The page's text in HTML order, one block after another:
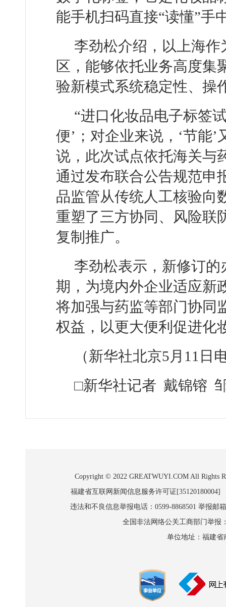
能手机扫码直接“读懂”手
李劲松介绍，以上海
区，能够依托业务高度集
验新模式系统稳定性、操
“进口化妆品电子标签
便’；对企业来说，‘节能
说，此次试点依托海关与
通过发布联合公告规范申
品监管从传统人工核验向
重塑了三方协同、风险联
复制推广。
李劲松表示，新修订
期，为境内外企业适应新
将加强与药监等部门协同
权益，以更大便利促进化
（新华社北京5月11日
□新华社记者 戴锦镕
Copyright © 2022 GREATWUYI.COM All Rights
福建省互联网新闻信息服务许可证
违法和不良信息举报电话：0599-8868501 举报邮
全国非法网络公关工商部门举报
单位地址：福建省